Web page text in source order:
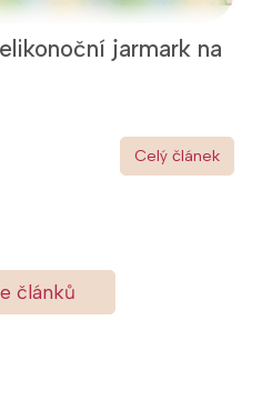
jarmark na
Celý článek
článků